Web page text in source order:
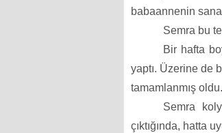
babaannenin
Semra bu
Bir hafta
yaptı. Üzerine de
tamamlanmış oldu.
Semra
çıktığında, hatta